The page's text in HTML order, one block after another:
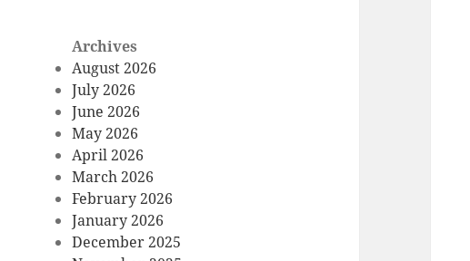
Archives
August 2026
July 2026
June 2026
May 2026
April 2026
March 2026
February 2026
January 2026
December 2025